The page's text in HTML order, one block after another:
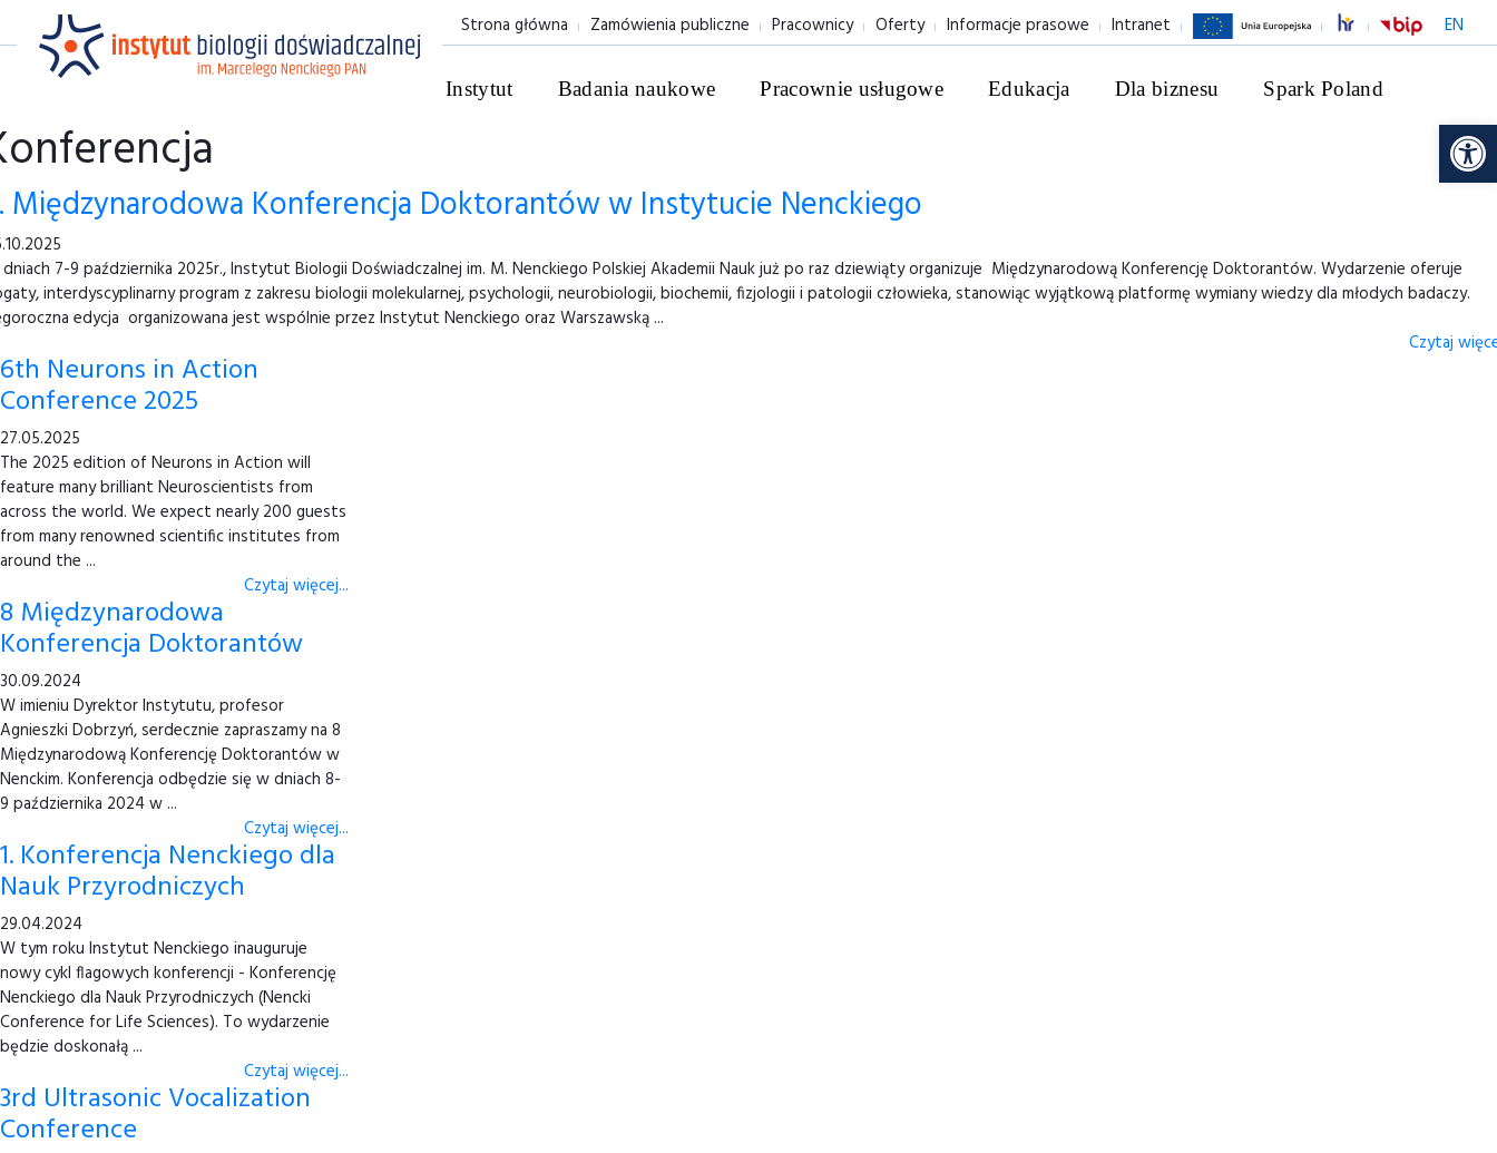
EN
Strona główna Zamówienia publiczne Pracownicy Oferty Informacje prasowe Intranet
Instytut Badania naukowe Pracownie usługowe Edukacja Dla biznesu Spark Poland
Międzynarodowa Konferencja Doktorantów w Instytucie Nenckiego
7-9 października 2025r., Instytut Biologii Doświadczalnej im. M. Nenckiego Polskiej Akademii Nauk już po raz dziewiąty organizuje Międzynarodową Konferencję Doktorantów. Wydarzenie oferuje
interdyscyplinarny program z zakresu biologii molekularnej, psychologii, neurobiologii, biochemii, fizjologii i patologii człowieka, stanowiąc wyjątkową platformę wymiany wiedzy dla młodych badaczy.
edycja organizowana jest wspólnie przez Instytut Nenckiego oraz Warszawską ...
Czytaj
6th Neurons in Action
Conference 2025
27.05.2025
The 2025 edition of Neurons in Action will
feature many brilliant Neuroscientists from
across the world. We expect nearly 200 guests
from many renowned scientific institutes from
around the ...
Czytaj więcej...
8 Międzynarodowa
Konferencja Doktorantów
30.09.2024
W imieniu Dyrektor Instytutu, profesor
Agnieszki Dobrzyń, serdecznie zapraszamy na 8
Międzynarodową Konferencję Doktorantów w
Nenckim. Konferencja odbędzie się w dniach 8-
9 października 2024 w ...
Czytaj więcej...
1. Konferencja Nenckiego dla
Nauk Przyrodniczych
29.04.2024
W tym roku Instytut Nenckiego inauguruje
nowy cykl flagowych konferencji - Konferencję
Nenckiego dla Nauk Przyrodniczych (Nencki
Conference for Life Sciences). To wydarzenie
będzie doskonałą ...
Czytaj więcej...
3rd Ultrasonic Vocalization
Conference